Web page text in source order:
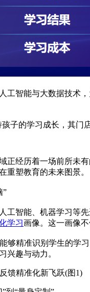
工智能与大数据技术
子的学习成长，其门
正经历着一场前所未
重塑教育的未来图景。
”
工智能、机器学习等
学习画像。这一画像
够精准识别学生的学习
兴趣与动力。